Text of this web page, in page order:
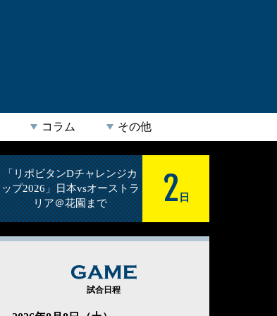
コラム その他
「リポビタンDチャレンジカ
ップ2026」日本vsオーストラ
リア＠花園まで
2 日
GAME
試合日程